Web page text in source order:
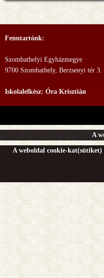
Fenntartónk:
Szombathelyi Egyházmegye
9700 Szombathely, Berzsenyi tér 3.
Iskolalelkész: Óra Krisztián
A
A weboldal cookie-kat(sütiket)